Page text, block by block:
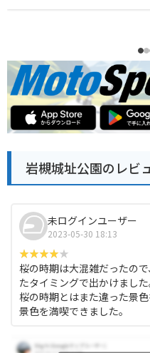
岩槻城址公園のレビ
未ログインユーザー
2023-05-30 18:13
桜の時期は大混雑だったの
たタイミングで出かけました
桜の時期とはまた違った景
景色を満喫できました。